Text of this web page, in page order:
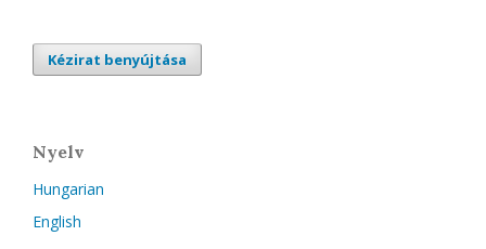
Kézirat benyújtása
Nyelv
Hungarian
English